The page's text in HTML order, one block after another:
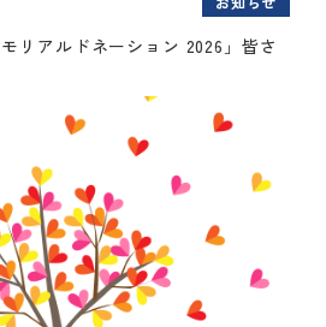
リアルドネーション 2026」皆さ